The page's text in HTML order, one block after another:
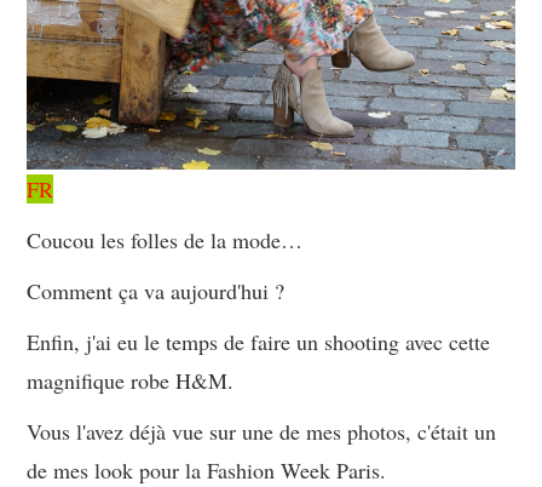
FR
Coucou les folles de la mode…
Comment ça va aujourd'hui ?
Enfin, j'ai eu le temps de faire un shooting avec cette
magnifique robe H&M.
Vous l'avez déjà vue sur une de mes photos, c'était un
de mes look pour la Fashion Week Paris.